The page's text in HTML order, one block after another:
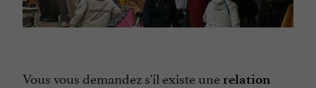
Vous vous demandez s'il existe une relation